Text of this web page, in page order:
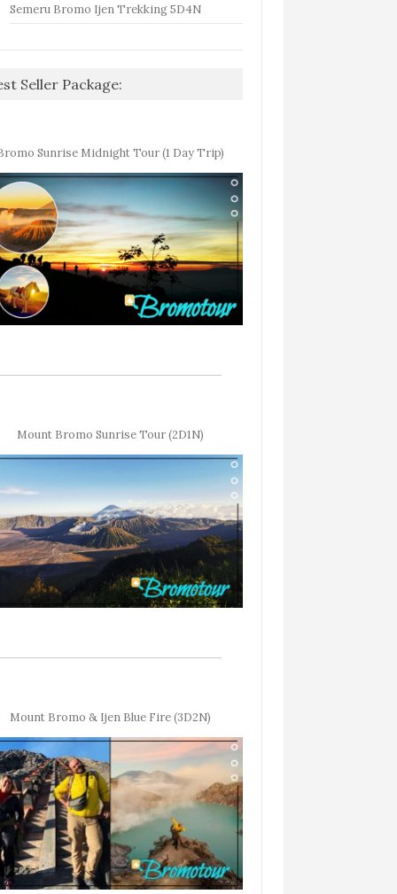
Semeru Bromo Ijen Trekking 5D4N
Seller Package:
Sunrise Midnight Tour (1 Day Trip)
Mount Bromo Sunrise Tour (2D1N)
Mount Bromo & Ijen Blue Fire (3D2N)